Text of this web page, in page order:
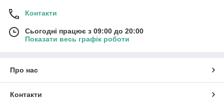
Контакти
Сьогодні працює з 09:00 до 20:00
Показати весь графік роботи
Про нас
Контакти